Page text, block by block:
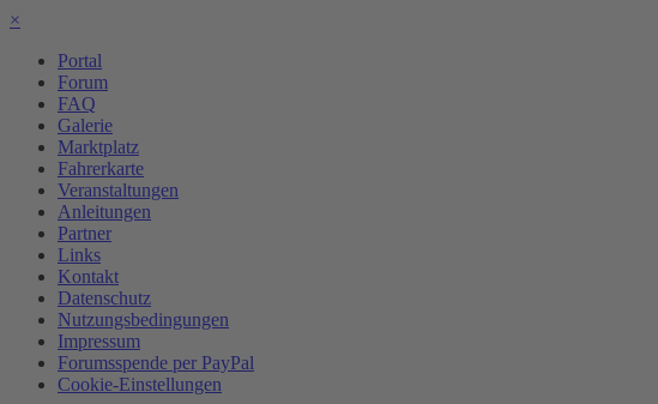
×
Portal
Forum
FAQ
Galerie
Marktplatz
Fahrerkarte
Veranstaltungen
Anleitungen
Partner
Links
Kontakt
Datenschutz
Nutzungsbedingungen
Impressum
Forumsspende per PayPal
Cookie-Einstellungen